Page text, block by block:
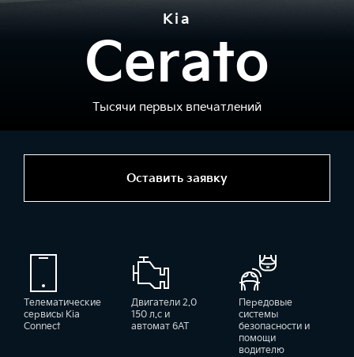
Оставить заявку
Kia
Cerato
Тысячи первых впечатлений
Телематические
сервисы Kia
Connect
Двигатели 2.0
150 л.с и
автомат 6AT
Передовые
системы
безопасности и
помощи
водителю